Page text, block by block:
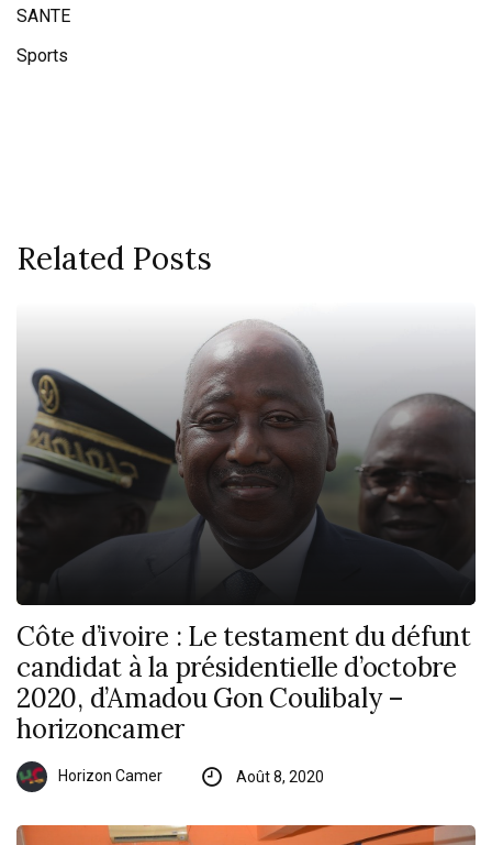
SANTE
Sports
Related Posts
Côte d’ivoire : Le testament du défunt
candidat à la présidentielle d’octobre
2020, d’Amadou Gon Coulibaly –
horizoncamer
Horizon Camer Août 8, 2020